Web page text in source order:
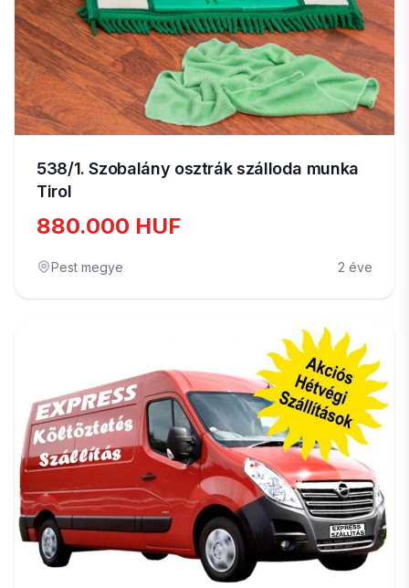
538/1. Szobalány osztrák szálloda munka
Tirol
880.000 HUF
Pest megye 2 éve